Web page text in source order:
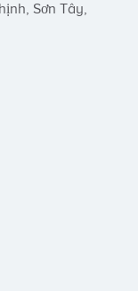
Sơn Tây,